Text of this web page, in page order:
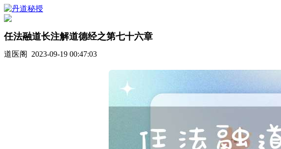
任法融道长注解道德经之第七十六章
道医阁 2023-09-19 00:47:03